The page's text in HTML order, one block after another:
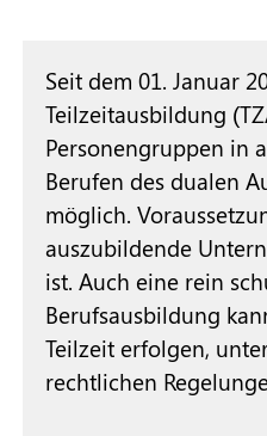
Seit dem 01. Januar
Teilzeitausbildung
Personengruppen in
Berufen des dualen
möglich.
auszubildende
ist. Auch eine rein
Berufsausbildung
Teilzeit erfolgen,
rechtlichen